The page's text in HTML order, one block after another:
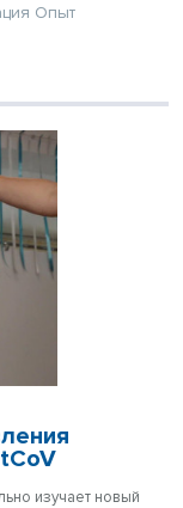
Опыт
изучает новый